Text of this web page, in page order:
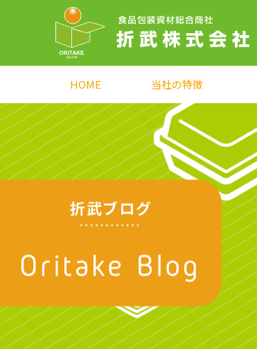
HOME 当社の特徴
折武ブログ